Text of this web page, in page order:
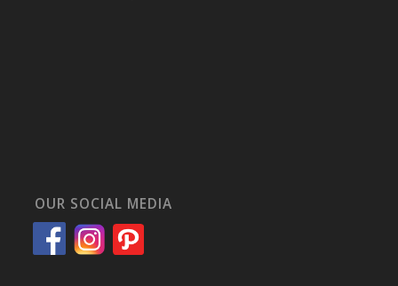
OUR SOCIAL MEDIA